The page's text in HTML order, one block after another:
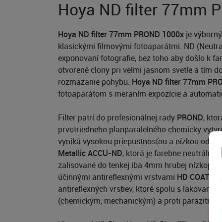
Hoya ND filter 77mm
Hoya ND filter 77mm PROND 1000x je
klasickými filmovými fotoaparátmi. ND
exponovaní fotografie, bez toho aby došlo k
otvorené clony pri veľmi jasnom svetle a tím
rozmazanie pohybu. Hoya ND filter 77mm
fotoaparátom s meraním expozície a
Filter patrí do profesionálnej rady PROND,
prvotriedneho planparalelného chemicky
vyniká vysokou priepustnosťou a nízkou
Metallic ACCU-ND, ktorá je farebne neutrálna
zalisované do tenkej iba 4mm hrubej
účinnými antireflexnými vrstvami HD COATING
antireflexných vrstiev, ktoré spolu s
(chemickým, mechanickým) a proti